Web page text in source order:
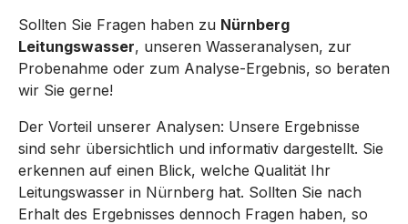
Sollten Sie Fragen haben zu Nürnberg
Leitungswasser, unseren Wasseranalysen, zur
Probenahme oder zum Analyse-Ergebnis, so beraten
wir Sie gerne!
Der Vorteil unserer Analysen: Unsere Ergebnisse
sind sehr übersichtlich und informativ dargestellt. Sie
erkennen auf einen Blick, welche Qualität Ihr
Leitungswasser in Nürnberg hat. Sollten Sie nach
Erhalt des Ergebnisses dennoch Fragen haben, so